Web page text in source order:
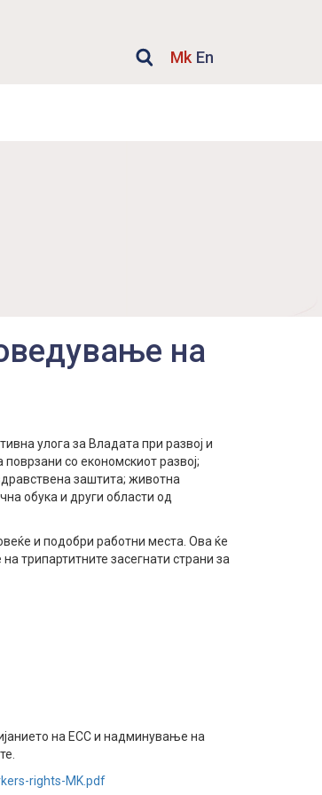
Mk En
на
улога за Владата при развој и
со економскиот развој;
заштита; животна
обука и други области од
и подобри работни места. Ова ќе
трипартитните засегнати страни за
на ЕСС и надминување на
rights-MK.pdf